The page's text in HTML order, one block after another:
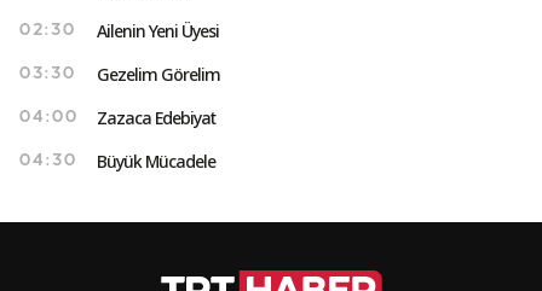
02:30 Ailenin Yeni Üyesi
03:30 Gezelim Görelim
04:00 Zazaca Edebiyat
04:30 Büyük Mücadele